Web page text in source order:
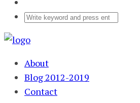
About
Blog 2012-2019
Contact